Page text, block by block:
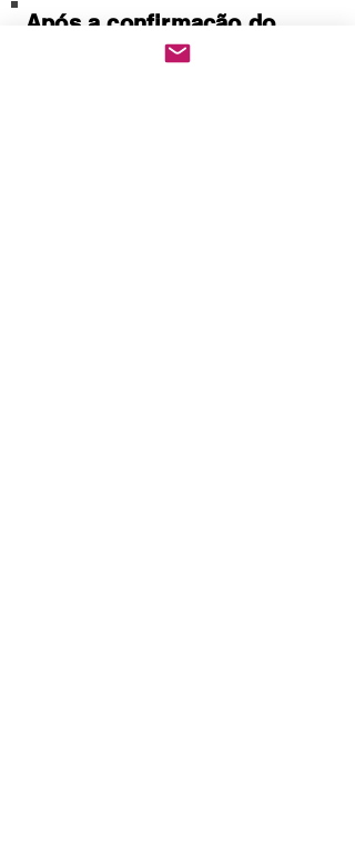
Após a confirmação do